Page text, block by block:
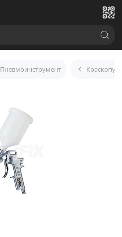
Пневмоинструмент